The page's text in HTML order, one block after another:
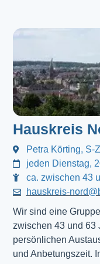
Hauskreis
Petra Körting, S-
jeden Dienstag,
ca. zwischen 43
hauskreis-
Wir sind eine
zwischen 43 und 63
persönlichen
und Anbetungszeit.